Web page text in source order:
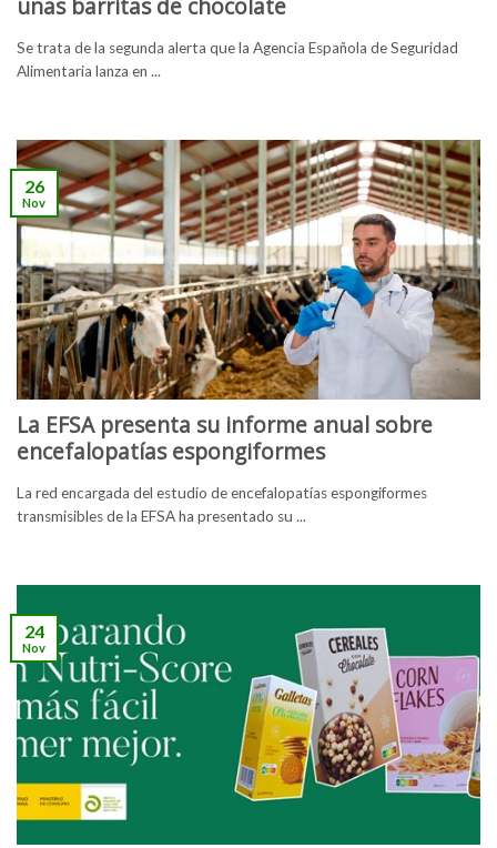
unas barritas de chocolate
Se trata de la segunda alerta que la Agencia Española de Seguridad
Alimentaria lanza en ...
La EFSA presenta su informe anual sobre
encefalopatías espongiformes
La red encargada del estudio de encefalopatías espongiformes
transmisibles de la EFSA ha presentado su ...
26
Nov
24
Nov